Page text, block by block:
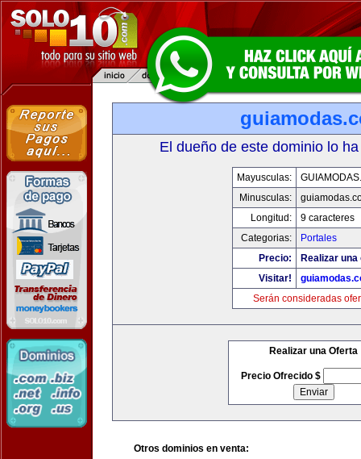
El dueño de este dominio lo
Mayusculas:
Minusculas:
Longitud:
9 caracteres
Categorias:
Portales
Precio:
Realizar
Visitar!
Serán consideradas
Realizar una Oferta
Precio Ofrecido $
Otros dominios en venta: